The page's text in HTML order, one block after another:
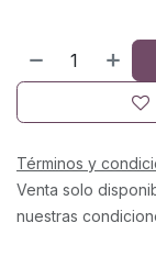
Términos y
Venta solo
nuestras